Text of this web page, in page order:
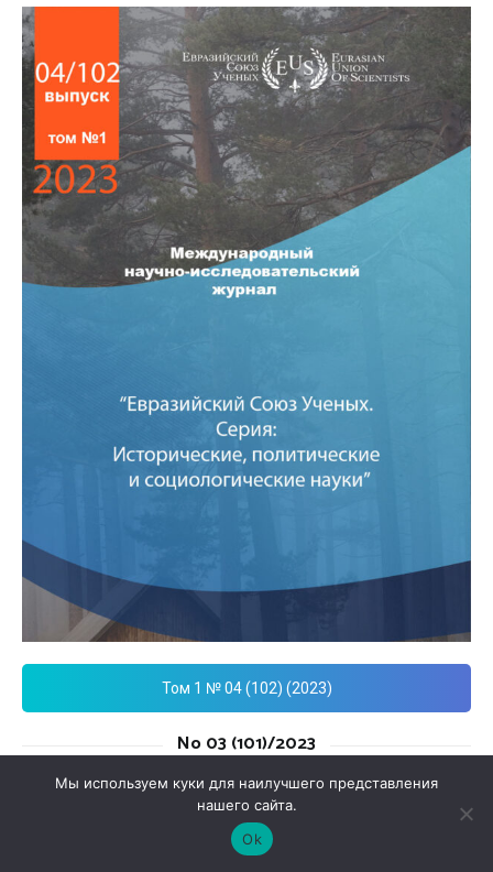
Том 1 № 04 (102) (2023)
No 03 (101)/2023
Мы используем куки для наилучшего представления
нашего сайта.
Ok